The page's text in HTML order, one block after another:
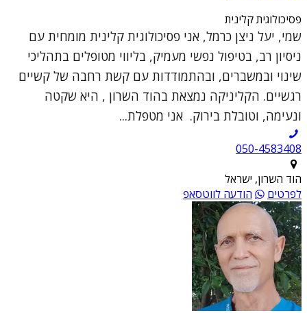
פסיכולוגית קלינית
שמי, יעל ניצן כרמל, אני פסיכולוגית קלינית מומחית עם
ניסיון רב, בטיפול נפשי מעמיק, בליווי מטופלים בתהליכי
שינוי ובמשברים, ובהתמודדות עם קשת רחבה של קשיים
רגשיים. הקליניקה נמצאת בהוד השרון , היא שקטה
ונעימה, וטובלת בירוק. אני מטפלת...
050-4583408
הוד השרון, ישראל
לפרטים
הודעה לווטסאפ